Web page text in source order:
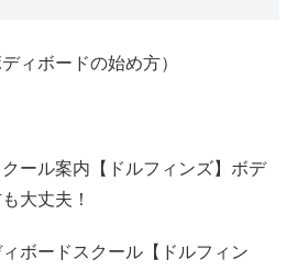
ィボードの始め方）
ール案内【ドルフィンズ】ボデ
大丈夫！
ボードスクール【ドルフィン